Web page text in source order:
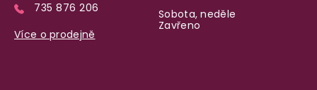
735 876 206
Více o prodejně
Sobota, neděle
Zavřeno